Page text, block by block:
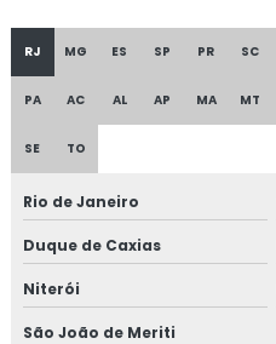
RJ MG ES SP PR SC
PA AC AL AP MA MT
SE TO
Rio de Janeiro
Duque de Caxias
Niterói
São João de Meriti